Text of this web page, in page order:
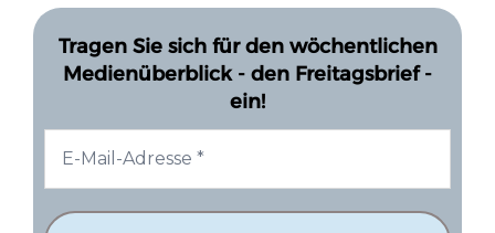
Tragen Sie sich für den wöchentlichen
Medienüberblick - den Freitagsbrief -
ein!